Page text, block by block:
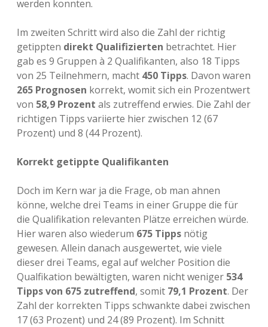
werden konnten.
Im zweiten Schritt wird also die Zahl der richtig
getippten direkt Qualifizierten betrachtet. Hier
gab es 9 Gruppen à 2 Qualifikanten, also 18 Tipps
von 25 Teilnehmern, macht 450 Tipps. Davon waren
265 Prognosen korrekt, womit sich ein Prozentwert
von 58,9 Prozent als zutreffend erwies. Die Zahl der
richtigen Tipps variierte hier zwischen 12 (67
Prozent) und 8 (44 Prozent).
Korrekt getippte Qualifikanten
Doch im Kern war ja die Frage, ob man ahnen
könne, welche drei Teams in einer Gruppe die für
die Qualifikation relevanten Plätze erreichen würde.
Hier waren also wiederum 675 Tipps nötig
gewesen. Allein danach ausgewertet, wie viele
dieser drei Teams, egal auf welcher Position die
Qualfikation bewältigten, waren nicht weniger 534
Tipps von 675 zutreffend, somit 79,1 Prozent. Der
Zahl der korrekten Tipps schwankte dabei zwischen
17 (63 Prozent) und 24 (89 Prozent). Im Schnitt